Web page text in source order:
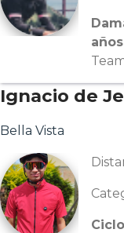
años
Ignacio de
Bella Vista